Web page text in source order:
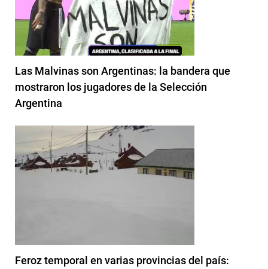
Las Malvinas son Argentinas: la bandera que
mostraron los jugadores de la Selección
Argentina
Feroz temporal en varias provincias del país: